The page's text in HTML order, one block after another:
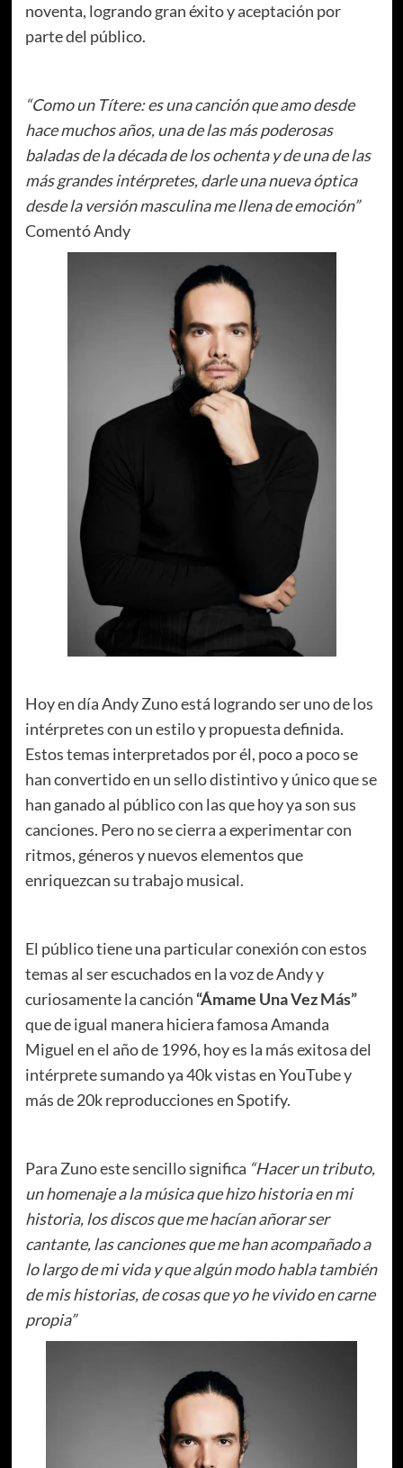
noventa, logrando gran éxito y aceptación por
parte del público.
“Como un Títere: es una canción que amo desde
hace muchos años, una de las más poderosas
baladas de la década de los ochenta y de una de las
más grandes intérpretes, darle una nueva óptica
desde la versión masculina me llena de emoción”
Comentó Andy
Hoy en día Andy Zuno está logrando ser uno de los
intérpretes con un estilo y propuesta definida.
Estos temas interpretados por él, poco a poco se
han convertido en un sello distintivo y único que se
han ganado al público con las que hoy ya son sus
canciones. Pero no se cierra a experimentar con
ritmos, géneros y nuevos elementos que
enriquezcan su trabajo musical.
El público tiene una particular conexión con estos
temas al ser escuchados en la voz de Andy y
curiosamente la canción “Ámame Una Vez Más”
que de igual manera hiciera famosa Amanda
Miguel en el año de 1996, hoy es la más exitosa del
intérprete sumando ya 40k vistas en YouTube y
más de 20k reproducciones en Spotify.
Para Zuno este sencillo significa “Hacer un tributo,
un homenaje a la música que hizo historia en mi
historia, los discos que me hacían añorar ser
cantante, las canciones que me han acompañado a
lo largo de mi vida y que algún modo habla también
de mis historias, de cosas que yo he vivido en carne
propia”